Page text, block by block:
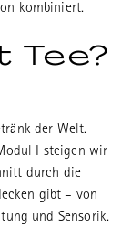
kombiniert.
Tee?
der Welt.
I steigen wir
durch die
gibt – von
und Sensorik.